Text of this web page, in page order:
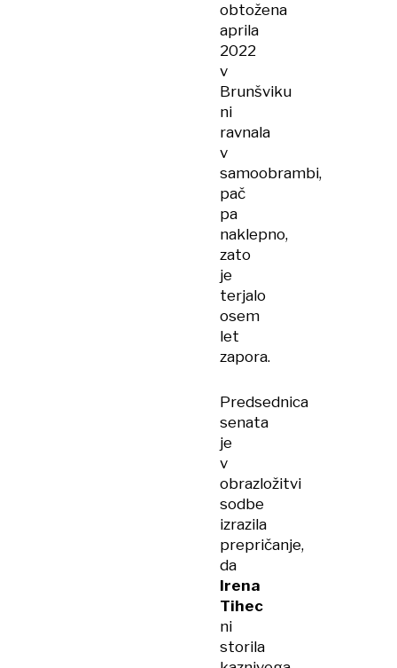
obtožena
aprila
2022
v
Brunšviku
ni
ravnala
v
samoobrambi,
pač
pa
naklepno,
zato
je
terjalo
osem
let
zapora.
Predsednica
senata
je
v
obrazložitvi
sodbe
izrazila
prepričanje,
da
Irena
Tihec
ni
storila